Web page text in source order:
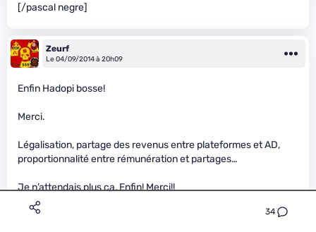
34
[/pascal negre]
Zeurf
Le 04/09/2014 à 20h09
Enfin Hadopi bosse!
Merci.
Légalisation, partage des revenus entre plateformes et AD,
proportionnalité entre rémunération et partages…
Je n’attendais plus ça, Enfin! Merci!!